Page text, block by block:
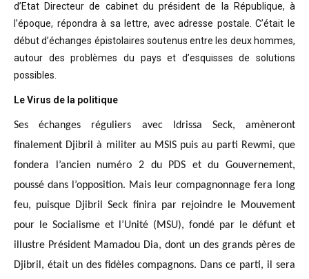
d’Etat Directeur de cabinet du président de
la République, à
l’époque, répondra à sa lettre, avec adresse postale. C’était le
début d’échanges épistolaires soutenus entre les deux hommes,
autour des problèmes du pays et d’esquisses de solutions
possibles.
Le Virus de la politique
Ses échanges réguliers avec Idrissa Seck, amèneront
finalement Djibril à militer au MSIS puis au parti Rewmi, que
fondera l’ancien numéro 2 du PDS et du Gouvernement,
poussé dans l’opposition. Mais leur compagnonnage fera long
feu, puisque Djibril Seck finira par rejoindre le Mouvement
pour le Socialisme et l’Unité (MSU), fondé par le défunt et
illustre Président Mamadou Dia, dont un des grands pères de
Djibril, était un des fidèles compagnons. Dans ce parti, il sera